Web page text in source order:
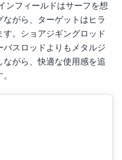
ンフィールドはサーフを想
がら、ターゲットはヒラ
。ショアジギングロッド
スロッドよりもメタルジ
がら、快適な使用感を追